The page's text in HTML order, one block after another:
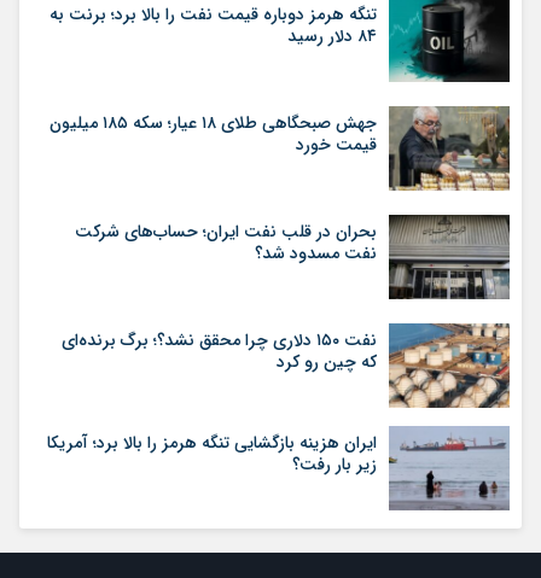
تنگه هرمز دوباره قیمت نفت را بالا برد؛ برنت به
۸۴ دلار رسید
جهش صبحگاهی طلای ۱۸ عیار؛ سکه ۱۸۵ میلیون
قیمت خورد
بحران در قلب نفت ایران؛ حساب‌های شرکت
نفت مسدود شد؟
نفت ۱۵۰ دلاری چرا محقق نشد؟؛ برگ برنده‌ای
که چین رو کرد
ایران هزینه بازگشایی تنگه هرمز را بالا برد؛ آمریکا
زیر بار رفت؟